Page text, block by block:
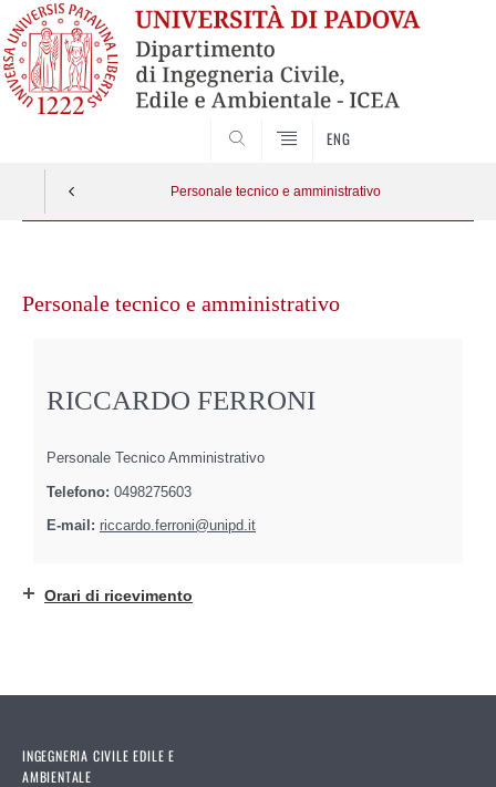
ENG
Personale tecnico e amministrativo
contenuto
Personale tecnico e amministrativo
RICCARDO FERRONI
Personale Tecnico Amministrativo
Telefono: 0498275603
E-mail: riccardo.ferroni@unipd.it
Orari di ricevimento
INGEGNERIA CIVILE EDILE E
AMBIENTALE